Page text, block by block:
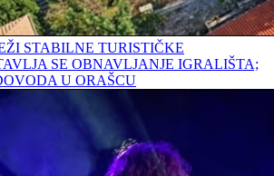
STABILNE TURISTIČKE
SE OBNAVLJANJE IGRALIŠTA;
U ORAŠCU